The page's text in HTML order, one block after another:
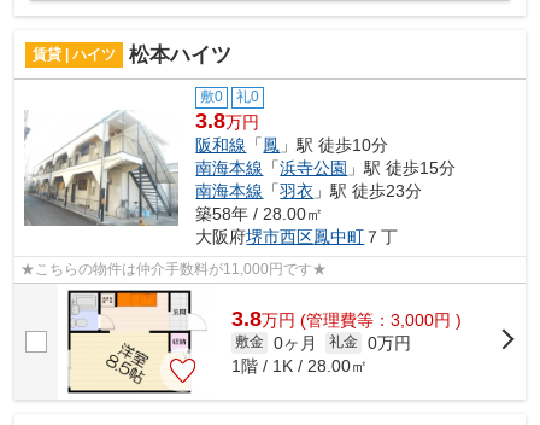
賃貸 | ハイツ 松本ハイツ
敷0 礼0
3.8万円
阪和線 「鳳 」駅 徒歩10分
南海本線 「浜寺公園 」駅 徒歩15分
南海本線 「羽衣 」駅 徒歩23分
築58年 / 28.00㎡
大阪府堺市西区鳳中町 ７丁
★こちらの物件は仲介手数料が11,000円です★
3.8万円 (管理費等：3,000円 )
敷金 0ヶ月 礼金 0万円
1階 / 1K / 28.00㎡